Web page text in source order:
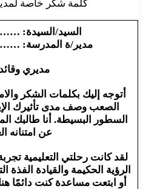
كلمة شكر خاصة
السيد/
مدير/ة
مديري
أتوجه إليك بكلمات الشكر
الصعب وصف مدى تأثيرك
السطور البسيطة. أنا طالبك
عن امتنانه
لقد كانت رحلتي التعليمية
الرؤية الحكيمة والقيادة الفذة
أو ابتعت مساعدة كنت دائمًا